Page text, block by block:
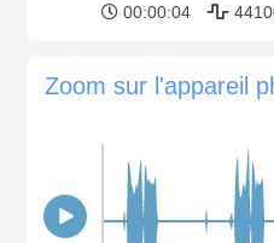
00:00:04
Zoom sur l'appareil